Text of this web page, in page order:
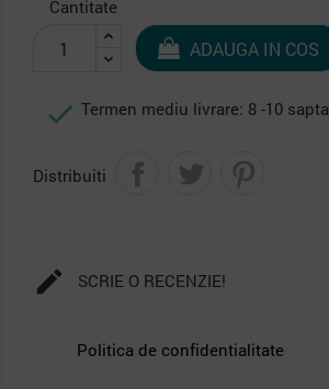
Cantitate
ADAUGA IN COS
 Termen mediu livrare: 8 -10
Distribuiti
 SCRIE O RECENZIE!
Politica de confidentialitate